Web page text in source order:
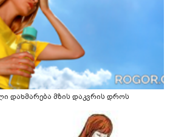
დახმარება მზის დაკვრის დროს